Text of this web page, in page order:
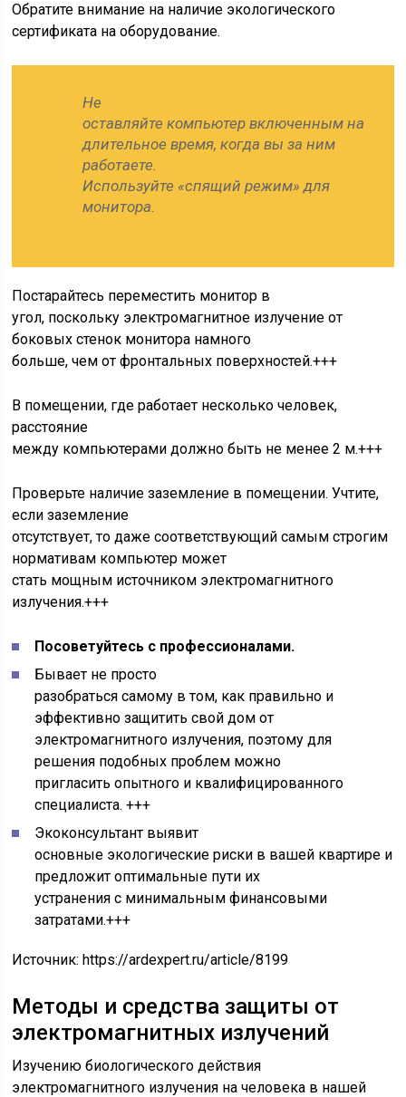
Обратите внимание на наличие экологического
сертификата на оборудование.
Не
оставляйте компьютер включенным на
длительное время, когда вы за ним
работаете.
Используйте «спящий режим» для
монитора.
Постарайтесь переместить монитор в
угол, поскольку электромагнитное излучение от
боковых стенок монитора намного
больше, чем от фронтальных поверхностей.+++
В помещении, где работает несколько человек,
расстояние
между компьютерами должно быть не менее 2 м.+++
Проверьте наличие заземление в помещении. Учтите,
если заземление
отсутствует, то даже соответствующий самым строгим
нормативам компьютер может
стать мощным источником электромагнитного
излучения.+++
Посоветуйтесь с профессионалами.
Бывает не просто
разобраться самому в том, как правильно и
эффективно защитить свой дом от
электромагнитного излучения, поэтому для
решения подобных проблем можно
пригласить опытного и квалифицированного
специалиста. +++
Экоконсультант выявит
основные экологические риски в вашей квартире и
предложит оптимальные пути их
устранения с минимальным финансовыми
затратами.+++
Источник:https://ardexpert.ru/article/8199
Методы и средства защиты от
электромагнитных излучений
Изучению биологического действия
электромагнитного излучения на человека в нашей